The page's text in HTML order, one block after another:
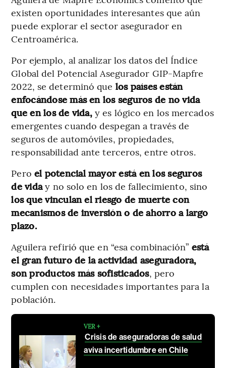
existen oportunidades interesantes que aún
puede explorar el sector asegurador en
Centroamérica.
Por ejemplo, al analizar los datos del Índice
Global del Potencial Asegurador GIP-Mapfre
2022, se determinó que los países están
enfocándose más en los seguros de no vida
que en los de vida,y es lógico en los mercados
emergentes cuando despegan a través de
seguros de automóviles, propiedades,
responsabilidad ante terceros, entre otros.
Pero el potencial mayor está en los seguros
de viday no solo en los de fallecimiento, sino
los que vinculan el riesgo de muerte con
mecanismos de inversión o de ahorro a largo
plazo.
Aguilera refirió que en “esa combinación” está
el gran futuro de la actividad aseguradora,
son productos más sofisticados, pero
cumplen con necesidades importantes para la
población.
VER +
Crisis de aseguradoras de salud
aviva incertidumbre en Chile